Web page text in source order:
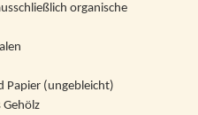
organische
Papier (ungebleicht)
Gehölz